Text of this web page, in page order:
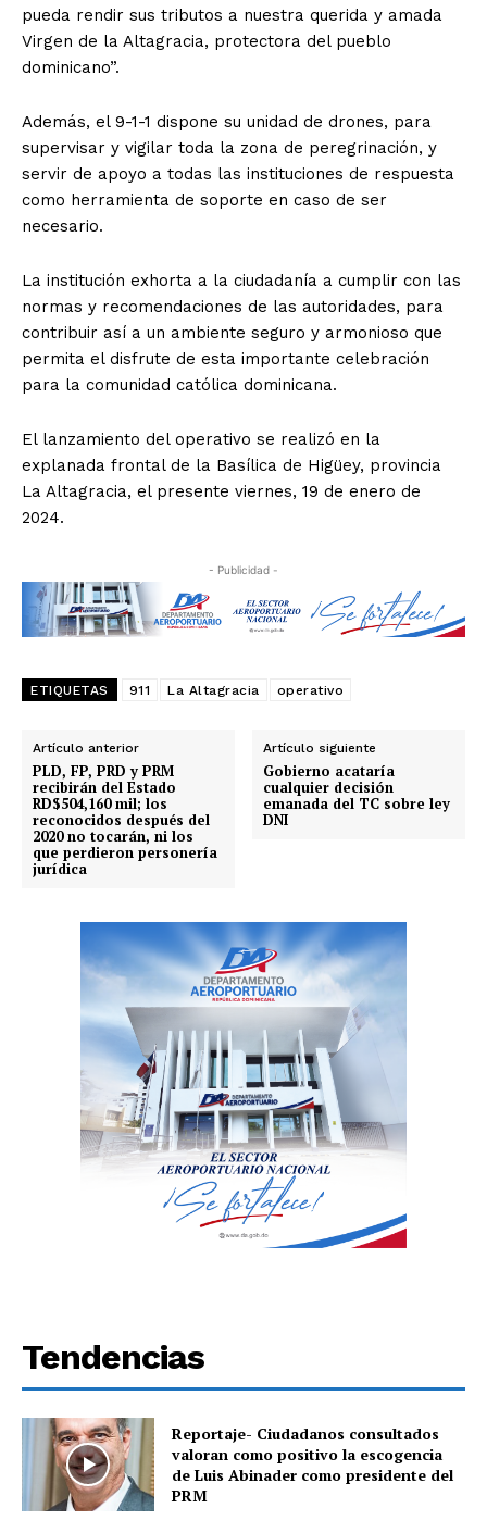
pueda rendir sus tributos a nuestra querida y amada
Virgen de la Altagracia, protectora del pueblo
dominicano”.
Además, el 9-1-1 dispone su unidad de drones, para
supervisar y vigilar toda la zona de peregrinación, y
servir de apoyo a todas las instituciones de respuesta
como herramienta de soporte en caso de ser
necesario.
La institución exhorta a la ciudadanía a cumplir con las
normas y recomendaciones de las autoridades, para
contribuir así a un ambiente seguro y armonioso que
permita el disfrute de esta importante celebración
para la comunidad católica dominicana.
El lanzamiento del operativo se realizó en la
explanada frontal de la Basílica de Higüey, provincia
La Altagracia, el presente viernes, 19 de enero de
2024.
- Publicidad -
ETIQUETAS 911 La Altagracia operativo
Artículo anterior
PLD, FP, PRD y PRM
recibirán del Estado
RD$504,160 mil; los
reconocidos después del
2020 no tocarán, ni los
que perdieron personería
jurídica
Artículo siguiente
Gobierno acataría
cualquier decisión
emanada del TC sobre ley
DNI
Tendencias
Reportaje- Ciudadanos consultados
valoran como positivo la escogencia
de Luis Abinader como presidente del
PRM